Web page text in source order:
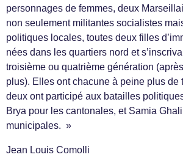
personnages de femmes, deux
non seulement militantes socialistes
politiques locales, toutes deux filles
nées dans les quartiers nord et
troisième ou quatrième génération
plus). Elles ont chacune à peine plus de
deux ont participé aux batailles
Brya pour les cantonales, et Samia
municipales. »
Jean Louis Comolli